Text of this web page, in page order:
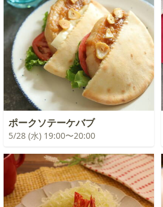
ポークソテーケバブ
5/28 (水) 19:00〜20:00